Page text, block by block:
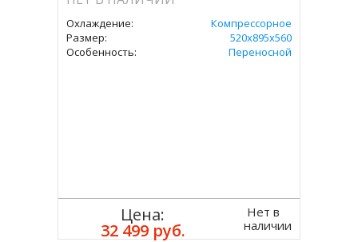
Охлаждение:
Компрессорное
Размер:
520x895x560
Особенность:
Переносной
Цена:
32 499 руб.
Нет в
наличии